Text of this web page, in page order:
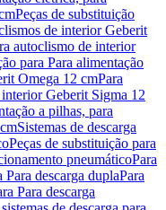
Peças de substituição
de interior Geberit
autoclismo de interior
para Para alimentação
Omega 12 cmPara
Geberit Sigma 12
a pilhas, para
Sistemas de descarga
Peças de substituição para
pneumáticoPara
Para descarga duplaPara
Para descarga